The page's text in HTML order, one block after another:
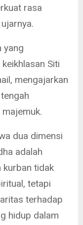
rasa
yang
Siti
mengajarkan
dua dimensi
adalah
kurban tidak
tetapi
terhadap
hidup dalam